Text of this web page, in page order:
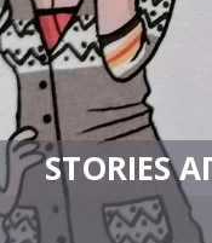
STORIES